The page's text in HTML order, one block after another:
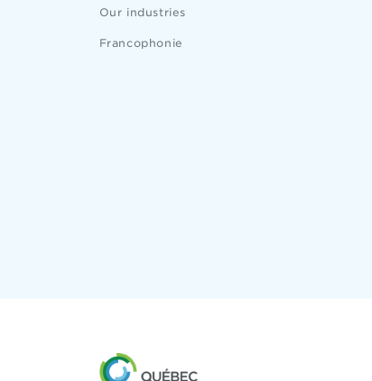
Our industries
Francophonie